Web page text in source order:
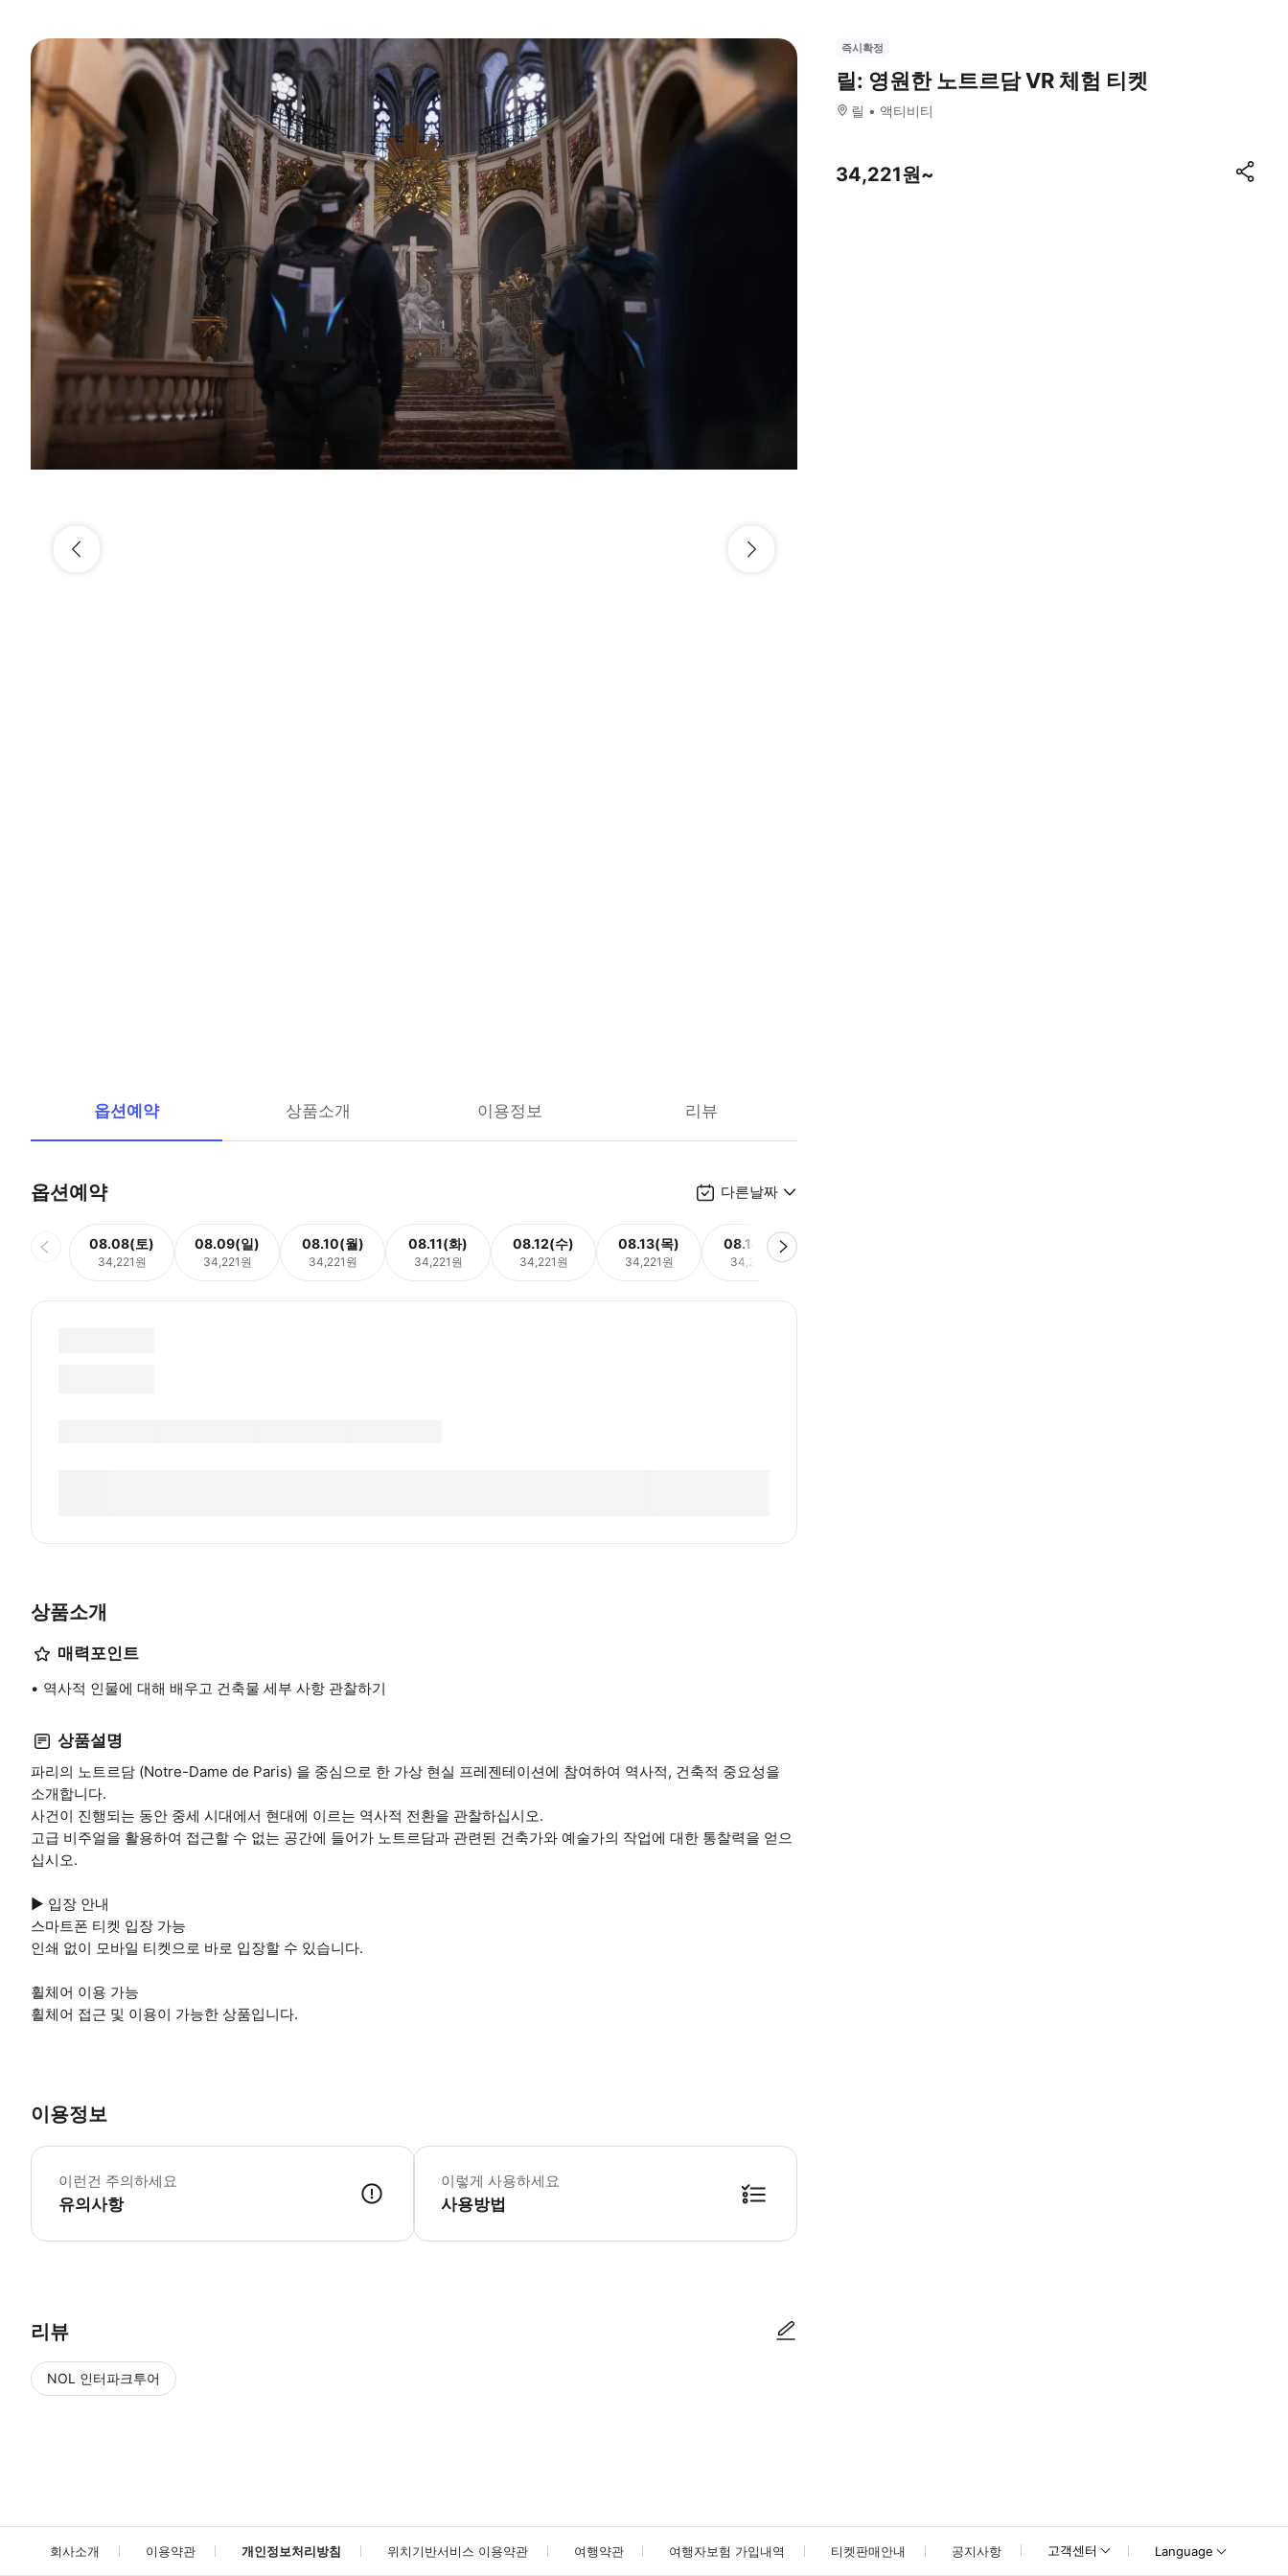
옵션예약 상품소개 이용정보 리뷰
옵션예약 다른날짜
08.08(토)
34,221원
08.09(일)
34,221원
08.10(월)
34,221원
08.11(화)
34,221원
08.12(수)
34,221원
08.13(목)
34,221원
08.14(금)
34,221원
상품소개
매력포인트
역사적 인물에 대해 배우고 건축물 세부 사항 관찰하기
상품설명
파리의 노트르담 (Notre-Dame de Paris) 을 중심으로 한 가상 현실 프레젠테이션에 참여하여 역사적, 건축적 중요성을
소개합니다.
사건이 진행되는 동안 중세 시대에서 현대에 이르는 역사적 전환을 관찰하십시오.
고급 비주얼을 활용하여 접근할 수 없는 공간에 들어가 노트르담과 관련된 건축가와 예술가의 작업에 대한 통찰력을 얻으
십시오.
▶ 입장 안내
스마트폰 티켓 입장 가능
인쇄 없이 모바일 티켓으로 바로 입장할 수 있습니다.
휠체어 이용 가능
휠체어 접근 및 이용이 가능한 상품입니다.
이용정보
이런건 주의하세요
유의사항
▶ 꼭 알아두세요 * 만 11세 이상의 게스트에게 추천합니다. * 8세 미만의 어린이는 입장할 수 없습니다.
이렇게 사용하세요
사용방법
리뷰
NOL 인터파크투어
즉시확정
릴: 영원한 노트르담 VR 체험 티켓
릴 액티비티
34,221원~
회사소개 이용약관 개인정보처리방침 위치기반서비스 이용약관 여행약관 여행자보험 가입내역 티켓판매안내 공지사항 고객센터 Language